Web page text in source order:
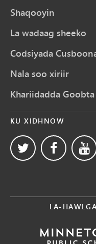
Shaqooyin
La wadaag sheeko
Codsiyada
Nala soo xiriir
Khariidadda Goobta
KU XIDHNOW
LA-